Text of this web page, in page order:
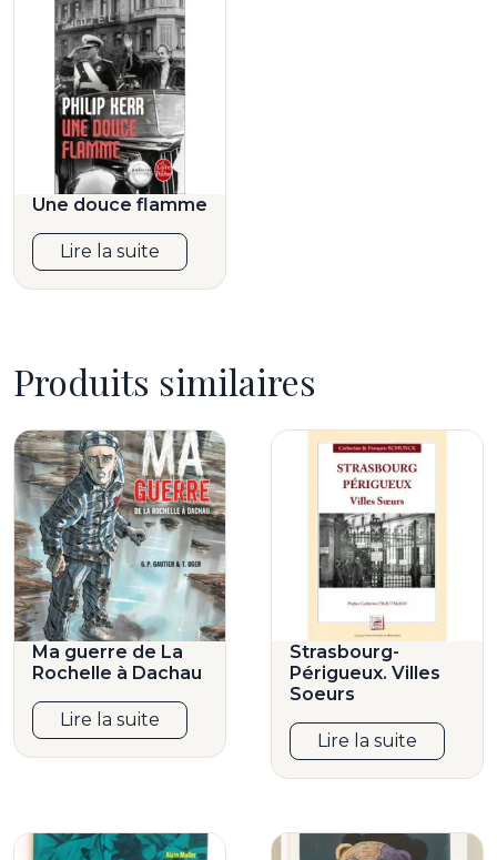
Une douce flamme
Lire la suite
Produits similaires
Ma guerre de La
Rochelle à Dachau
Lire la suite
Strasbourg-
Périgueux. Villes
Soeurs
Lire la suite